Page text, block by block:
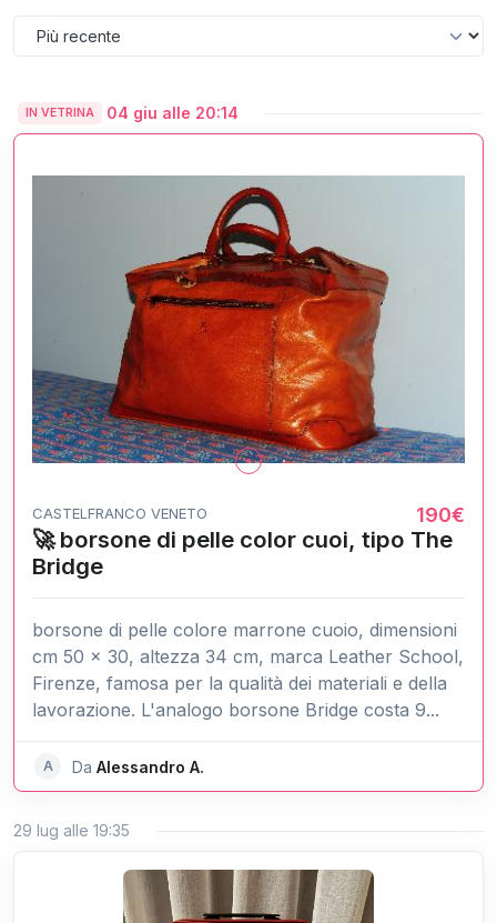
IN VETRINA 04 giu alle 20:14
CASTELFRANCO VENETO 190€
🚀 borsone di pelle color cuoi, tipo The
Bridge
borsone di pelle colore marrone cuoio, dimensioni
cm 50 x 30, altezza 34 cm, marca Leather School,
Firenze, famosa per la qualità dei materiali e della
lavorazione. L'analogo borsone Bridge costa 9...
A Da Alessandro A.
29 lug alle 19:35